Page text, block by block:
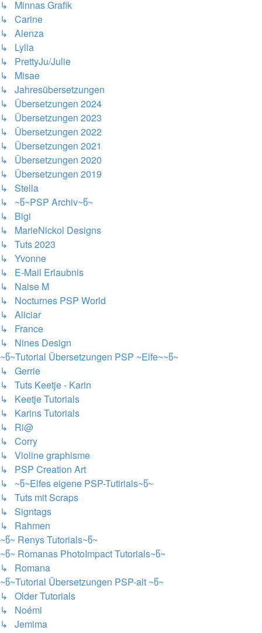
↳ Minnas Grafik
↳ Carine
↳ Alenza
↳ Lylia
↳ PrettyJu/Julie
↳ Misae
↳ Jahresübersetzungen
↳ Übersetzungen 2024
↳ Übersetzungen 2023
↳ Übersetzungen 2022
↳ Übersetzungen 2021
↳ Übersetzungen 2020
↳ Übersetzungen 2019
↳ Stella
↳ ~წ~PSP Archiv~წ~
↳ Bigi
↳ MarieNickol Designs
↳ Tuts 2023
↳ Yvonne
↳ E-Mail Erlaubnis
↳ Naise M
↳ Nocturnes PSP World
↳ Aliciar
↳ France
↳ Nines Design
~წ~Tutorial Übersetzungen PSP ~Elfe~~წ~
↳ Gerrie
↳ Tuts Keetje - Karin
↳ Keetje Tutorials
↳ Karins Tutorials
↳ Ri@
↳ Corry
↳ Violine graphisme
↳ PSP Creation Art
↳ ~წ~Elfes eigene PSP-Tutirials~წ~
↳ Tuts mit Scraps
↳ Signtags
↳ Rahmen
~წ~ Renys Tutorials~წ~
~წ~ Romanas PhotoImpact Tutorials~წ~
↳ Romana
~წ~Tutorial Übersetzungen PSP-alt ~წ~
↳ Older Tutorials
↳ Noémi
↳ Jemima